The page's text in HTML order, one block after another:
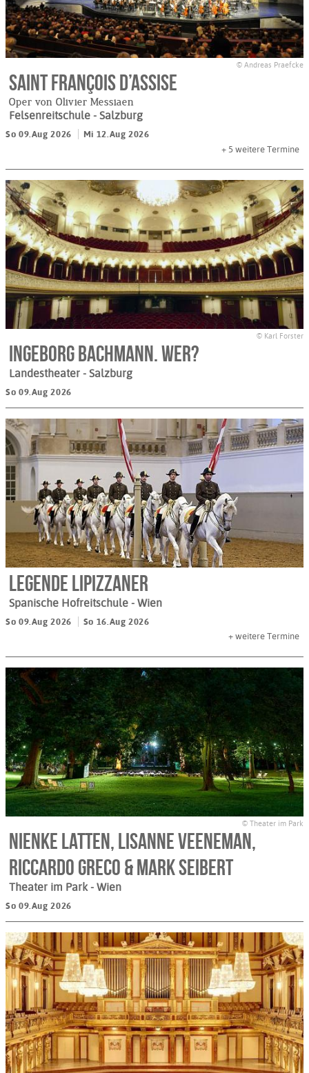
© Andreas Praefcke
Saint François d’Assise
Oper von Olivier Messiaen
Felsenreitschule - Salzburg
So 09.Aug 2026
Mi 12.Aug 2026
+ 5 weitere Termine
© Karl Forster
INGEBORG BACHMANN. WER?
Landestheater - Salzburg
So 09.Aug 2026
Legende Lipizzaner
Spanische Hofreitschule - Wien
So 09.Aug 2026
So 16.Aug 2026
+ weitere Termine
© Theater im Park
Nienke Latten, Lisanne Veeneman,
Riccardo Greco & Mark Seibert
Theater im Park - Wien
So 09.Aug 2026